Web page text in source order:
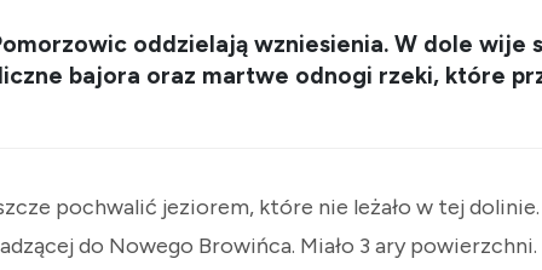
oddzielają wzniesienia. W dole wije
bajora oraz martwe odnogi rzeki, które
pochwalić jeziorem, które nie leżało w tej
do Nowego Browińca. Miało 3 ary powierzchni.